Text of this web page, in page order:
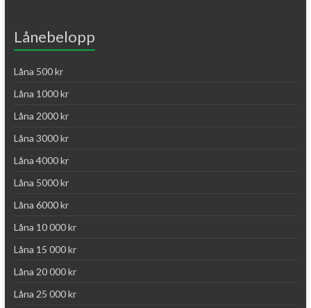
Lånebelopp
Låna 500 kr
Låna 1000 kr
Låna 2000 kr
Låna 3000 kr
Låna 4000 kr
Låna 5000 kr
Låna 6000 kr
Låna 10 000 kr
Låna 15 000 kr
Låna 20 000 kr
Låna 25 000 kr